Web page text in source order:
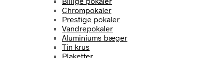
Chrompokaler
Prestige pokaler
Vandrepokaler
Aluminiums bæger
Tin krus
Plaketter